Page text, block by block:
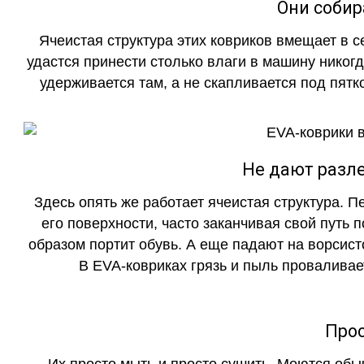
Они
Ячеистая структура этих ковриков вмещает в
удастся принести столько влаги в машину
удерживается там, а не скапливается под
Не дают
Здесь опять же работает ячеистая структура.
его поверхности, часто заканчивая свой
образом портит обувь. А еще падают на
В EVA-ковриках грязь и пыль